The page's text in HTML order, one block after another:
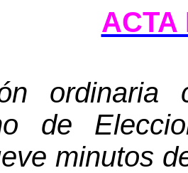
ACTA
ordinaria
de
minutos